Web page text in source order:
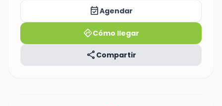
event_availableAgendar
directionsCómo llegar
share Compartir